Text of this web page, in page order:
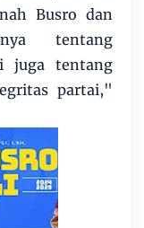
Busro dan
tentang
juga tentang
partai,"